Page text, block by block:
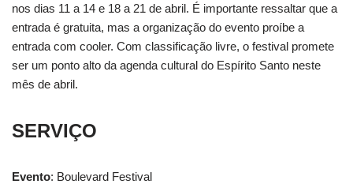
nos dias 11 a 14 e 18 a 21 de abril. É importante ressaltar que a
entrada é gratuita, mas a organização do evento proíbe a
entrada com cooler. Com classificação livre, o festival promete
ser um ponto alto da agenda cultural do Espírito Santo neste
mês de abril.
SERVIÇO
Evento: Boulevard Festival